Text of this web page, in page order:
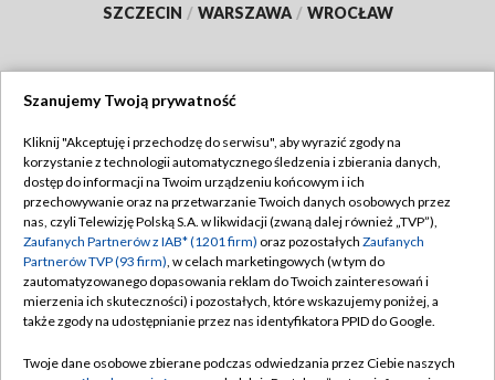
SZCZECIN / WARSZAWA / WROCŁAW
TVP
Abonament TVP
Emisja w TVP
Centrum informacji TVP
Naziemna Telewizja Cyfrowa
Regulamin TVP
Polityka prywatności
Moje zgody
Pomoc
Szanujemy Twoją prywatność
Kliknij "Akceptuję i przechodzę do serwisu", aby wyrazić zgody na
korzystanie z technologii automatycznego śledzenia i zbierania danych,
dostęp do informacji na Twoim urządzeniu końcowym i ich
przechowywanie oraz na przetwarzanie Twoich danych osobowych przez
nas, czyli Telewizję Polską S.A. w likwidacji (zwaną dalej również „TVP”),
Zaufanych Partnerów z IAB* (1201 firm) oraz pozostałych Zaufanych
Partnerów TVP (93 firm), w celach marketingowych (w tym do
zautomatyzowanego dopasowania reklam do Twoich zainteresowań i
mierzenia ich skuteczności) i pozostałych, które wskazujemy poniżej, a
także zgody na udostępnianie przez nas identyfikatora PPID do Google.
Twoje dane osobowe zbierane podczas odwiedzania przez Ciebie naszych